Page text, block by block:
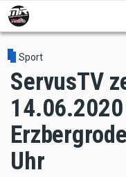
Skip
to
main
content
Sport
ServusTV
Uhr